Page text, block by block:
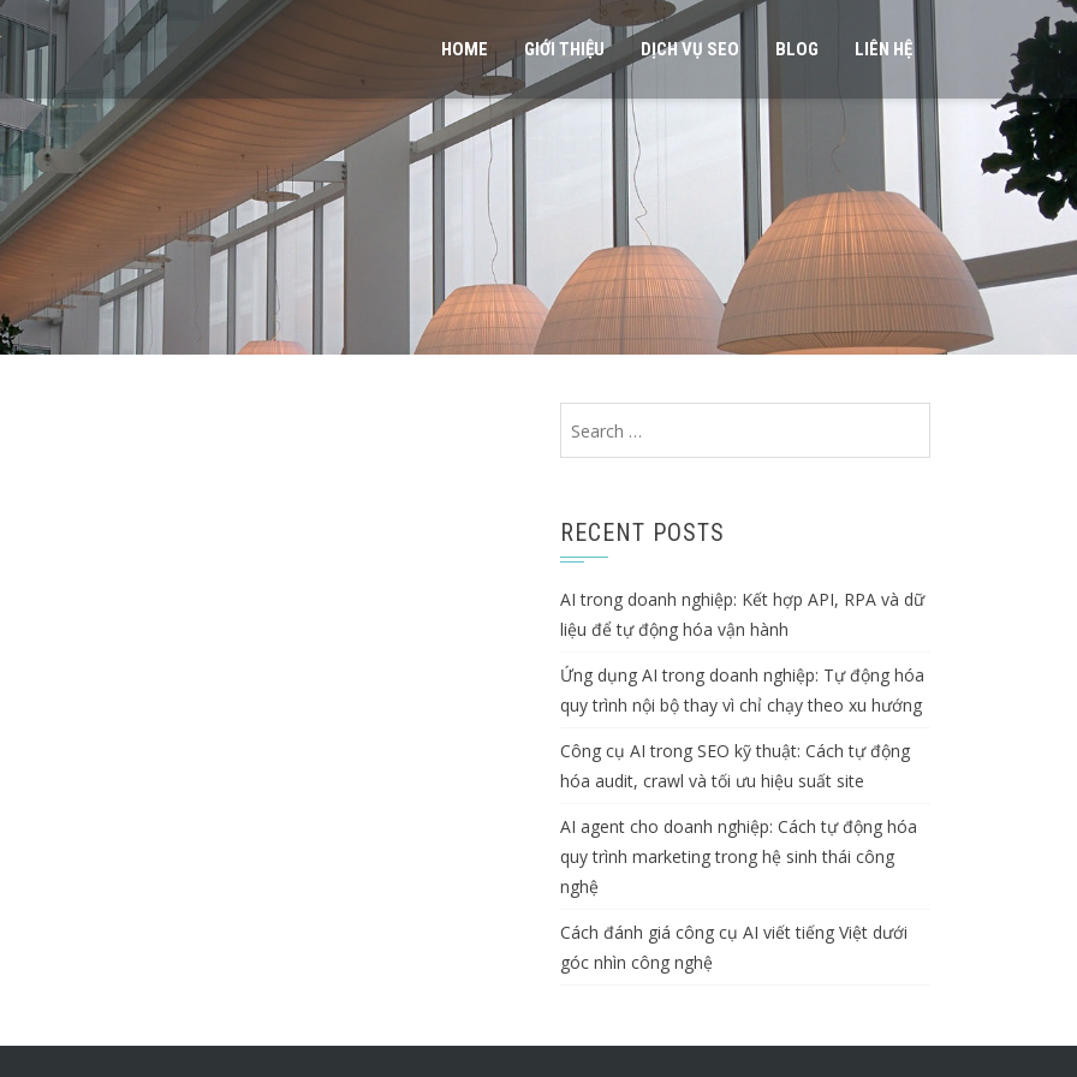
HOME GIỚI THIỆU DỊCH VỤ SEO BLOG LIÊN HỆ
RECENT POSTS
AI trong doanh nghiệp: Kết hợp API, RPA và dữ
liệu để tự động hóa vận hành
Ứng dụng AI trong doanh nghiệp: Tự động hóa
quy trình nội bộ thay vì chỉ chạy theo xu hướng
Công cụ AI trong SEO kỹ thuật: Cách tự động
hóa audit, crawl và tối ưu hiệu suất site
AI agent cho doanh nghiệp: Cách tự động hóa
quy trình marketing trong hệ sinh thái công
nghệ
Cách đánh giá công cụ AI viết tiếng Việt dưới
góc nhìn công nghệ